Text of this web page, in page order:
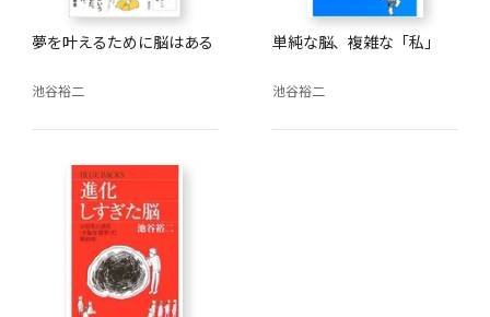
夢を叶えるために脳はある
池谷裕二
単純な脳、複雑な「私」
池谷裕二